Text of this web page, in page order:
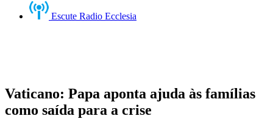
Escute Radio Ecclesia
Vaticano: Papa aponta ajuda às famílias
como saída para a crise